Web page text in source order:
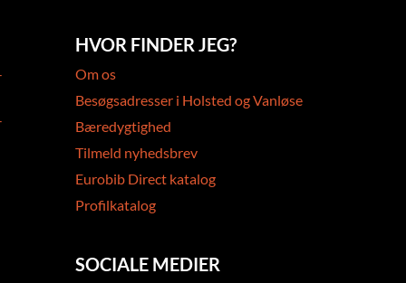
HVOR FINDER JEG?
Om os
Besøgsadresser i Holsted og Vanløse
Bæredygtighed
Tilmeld nyhedsbrev
Eurobib Direct katalog
Profilkatalog
SOCIALE MEDIER